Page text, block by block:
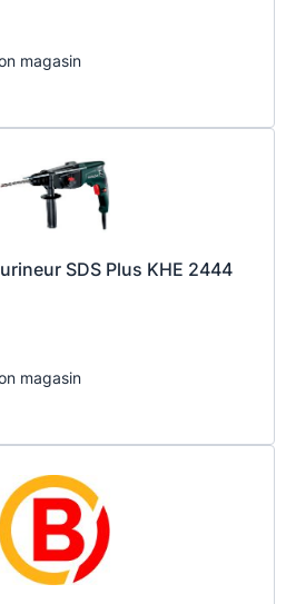
magasin
SDS Plus KHE 2444
magasin